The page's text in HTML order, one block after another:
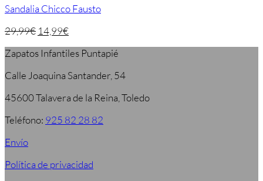
Sandalia Chicco Fausto
29,99€ 14,99€
Zapatos Infantiles Puntapié
Calle Joaquina Santander, 54
45600 Talavera de la Reina, Toledo
Teléfono: 925 82 28 82
Envío
Política de privacidad